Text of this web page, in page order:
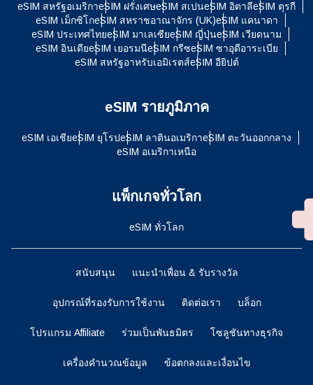
eSIM สหรัฐอเมริกาeSIM ฝรั่งเศษeSIM สเปนeSIM อิตาลีeSIM ตุรกี
eSIM เม็กซิโกeSIM สหราชอาณาจักร (UK)eSIM แคนาดา
eSIM ประเทศไทยeSIM มาเลเซียeSIM ญี่ปุ่นeSIM เวียดนาม
eSIM อินเดียeSIM เยอรมนีeSIM กรีซeSIM ซาอุดีอาระเบีย
eSIM สหรัฐอาหรับเอมิเรตส์eSIM อียิปต์
eSIM รายภูมิภาค
eSIM เอเชียeSIM ยุโรปeSIM ลาตินอเมริกาeSIM ตะวันออกกลาง
eSIM อเมริกาเหนือ
แพ็กเกจทั่วโลก
eSIM ทั่วโลก
สนับสนุน แนะนำเพื่อน & รับรางวัล
อุปกรณ์ที่รองรับการใช้งาน ติดต่อเรา บล็อก
โปรแกรม Affiliate ร่วมเป็นพันธมิตร โซลูชันทางธุรกิจ
เครื่องคำนวณข้อมูล ข้อตกลงและเงื่อนไข